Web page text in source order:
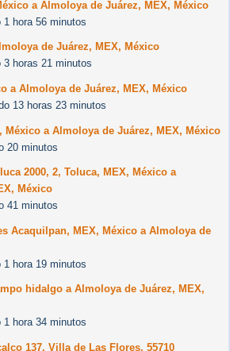
a Almoloya de Juárez, MEX, México
hora 56 minutos
de Juárez, MEX, México
horas 21 minutos
a Almoloya de Juárez, MEX, México
13 horas 23 minutos
México a Almoloya de Juárez, MEX, México
20 minutos
2000, 2, Toluca, MEX, México a
México
41 minutos
Acaquilpan, MEX, México a Almoloya de
hora 19 minutos
hidalgo a Almoloya de Juárez, MEX,
hora 34 minutos
137, Villa de Las Flores, 55710